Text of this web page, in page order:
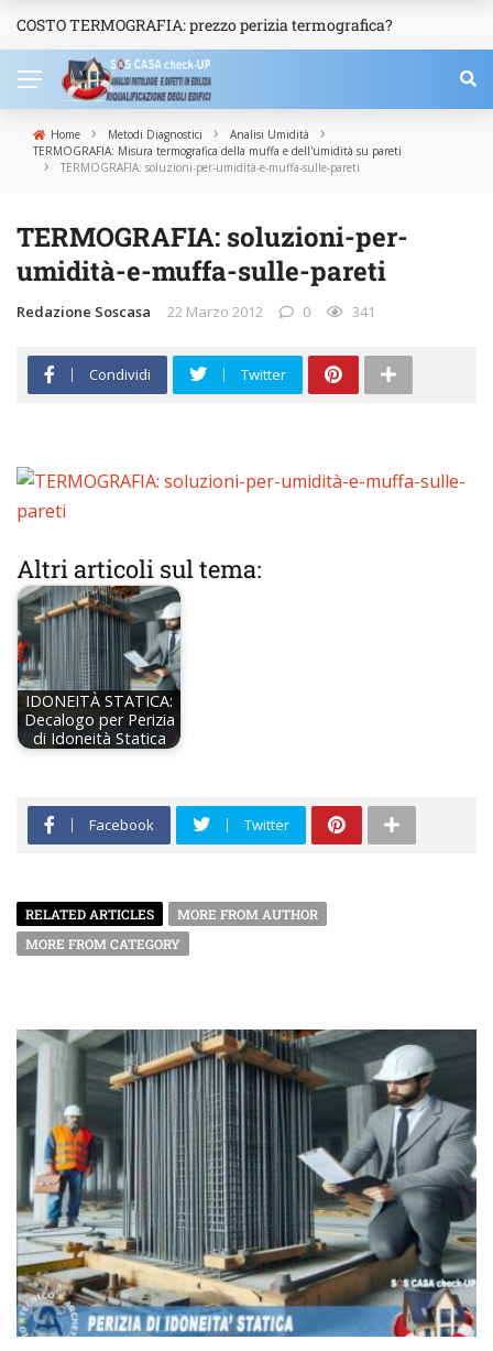
NEWS
COSTO TERMOGRAFIA: prezzo perizia termografica?
Home › Metodi Diagnostici › Analisi Umidità ›
TERMOGRAFIA: Misura termografica della muffa e dell'umidità su pareti
› TERMOGRAFIA: soluzioni-per-umidità-e-muffa-sulle-pareti
TERMOGRAFIA: soluzioni-per-
umidità-e-muffa-sulle-pareti
Redazione Soscasa 22 Marzo 2012 0 341
Condividi Twitter
Altri articoli sul tema:
IDONEITÀ STATICA:
Decalogo per Perizia
di Idoneità Statica
Facebook Twitter
RELATED ARTICLES
MORE FROM AUTHOR
MORE FROM CATEGORY